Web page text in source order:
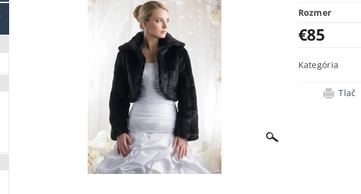
Rozmer
€85
Kategória
Tlač